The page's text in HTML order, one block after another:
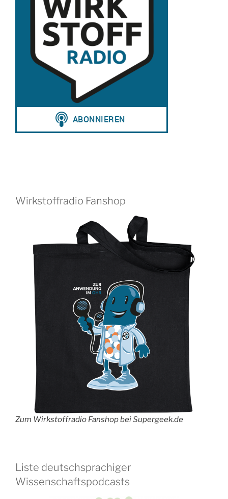
Wirkstoffradio Fanshop
Zum Wirkstoffradio Fanshop bei Supergeek.de
Liste deutschsprachiger
Wissenschaftspodcasts